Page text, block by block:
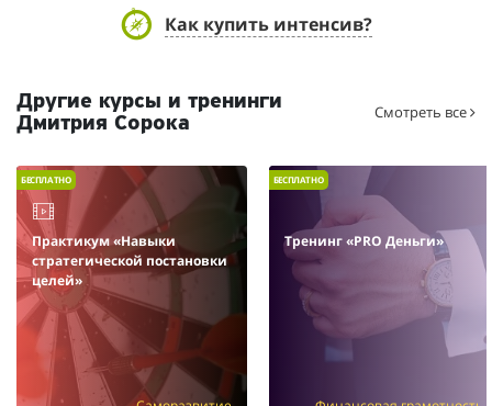
Как купить интенсив?
Другие курсы и тренинги
Дмитрия Сорока
Смотреть все
БЕСПЛАТНО
Практикум «Навыки
стратегической постановки
целей»
БЕСПЛАТНО
Тренинг «PRO Деньги»